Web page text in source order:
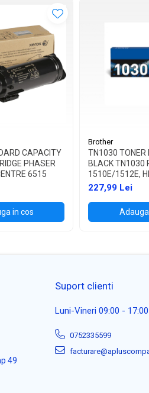
CAPACITY
PHASER
6515
in cos
Brother
TN1030 TONER
BLACK TN1030
1510E/1512E,
1110E/1112E ,1K
227,99 Lei
49
Suport clienti
Luni-Vineri 09:00 - 17:00
0752335599